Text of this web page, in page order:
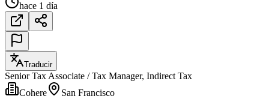
hace 1 día
Traducir
Senior Tax Associate / Tax Manager, Indirect Tax
Cohere
San Francisco